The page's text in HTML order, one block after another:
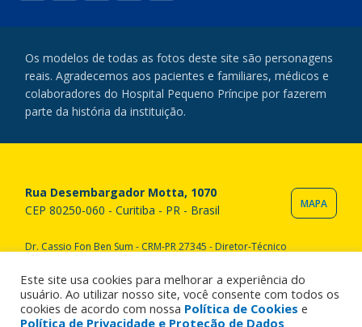
Os modelos de todas as fotos deste site são personagens
reais. Agradecemos aos pacientes e familiares, médicos e
colaboradores do Hospital Pequeno Príncipe por fazerem
parte da história da instituição.
Rua Desembargador Motta, 1070
CEP 80250-060 - Curitiba - PR - Brasil
MAPA
Dr. Cassio Fon Ben Sum - CRM-PR 27345 - Diretor-Técnico
reservados. All rights reserved.
Este site usa cookies para melhorar a experiência do
usuário. Ao utilizar nosso site, você consente com todos os
cookies de acordo com nossa Política de Cookies e
Política de Privacidade e Proteção de Dados